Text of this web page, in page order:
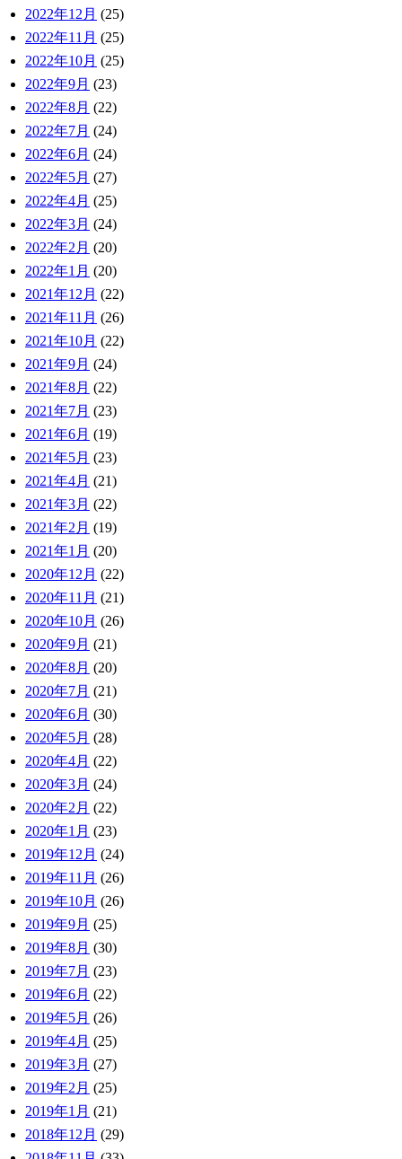
2022年12月 (25)
2022年11月 (25)
2022年10月 (25)
2022年9月 (23)
2022年8月 (22)
2022年7月 (24)
2022年6月 (24)
2022年5月 (27)
2022年4月 (25)
2022年3月 (24)
2022年2月 (20)
2022年1月 (20)
2021年12月 (22)
2021年11月 (26)
2021年10月 (22)
2021年9月 (24)
2021年8月 (22)
2021年7月 (23)
2021年6月 (19)
2021年5月 (23)
2021年4月 (21)
2021年3月 (22)
2021年2月 (19)
2021年1月 (20)
2020年12月 (22)
2020年11月 (21)
2020年10月 (26)
2020年9月 (21)
2020年8月 (20)
2020年7月 (21)
2020年6月 (30)
2020年5月 (28)
2020年4月 (22)
2020年3月 (24)
2020年2月 (22)
2020年1月 (23)
2019年12月 (24)
2019年11月 (26)
2019年10月 (26)
2019年9月 (25)
2019年8月 (30)
2019年7月 (23)
2019年6月 (22)
2019年5月 (26)
2019年4月 (25)
2019年3月 (27)
2019年2月 (25)
2019年1月 (21)
2018年12月 (29)